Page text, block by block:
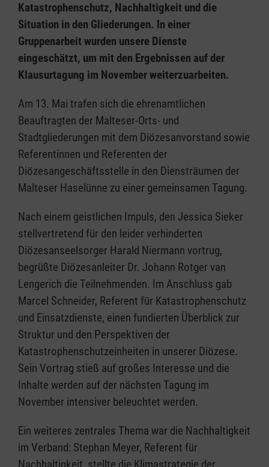
Katastrophenschutz, Nachhaltigkeit und die
Situation in den Gliederungen. In einer
Gruppenarbeit wurden unsere Dienste
eingeschätzt, um mit den Ergebnissen auf der
Klausurtagung im November weiterzuarbeiten.
Am 13. Mai trafen sich die ehrenamtlichen
Beauftragten der Malteser-Orts- und
Stadtgliederungen mit dem Diözesanvorstand sowie
Referentinnen und Referenten der
Diözesangeschäftsstelle in den Diensträumen der
Malteser Haselünne zu einer gemeinsamen Tagung.
Nach einem geistlichen Impuls, den Jessica Sieker
stellvertretend für den leider verhinderten
Diözesanseelsorger Harald Niermann vortrug,
begrüßte Diözesanleiter Dr. Johann Rotger van
Lengerich die Teilnehmenden. Im Anschluss gab
Marcel Schneider, Referent für Katastrophenschutz
und Einsatzdienste, einen fundierten Überblick zur
Struktur und den Perspektiven der
Katastrophenschutzeinheiten in unserer Diözese.
Sein Vortrag stieß auf großes Interesse und die
Inhalte werden auf der nächsten Tagung im
November intensiver beleuchtet werden.
Ein weiteres zentrales Thema war die Nachhaltigkeit
im Verband: Stephan Meyer, Referent für